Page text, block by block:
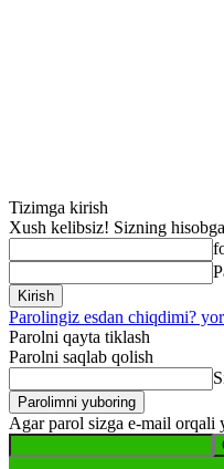
Tizimga kirish
Xush kelibsiz! Sizning
Parolingiz esdan chiqdimi?
Parolni qayta tiklash
Parolni saqlab qolish
Agar parol sizga e-mail orqali